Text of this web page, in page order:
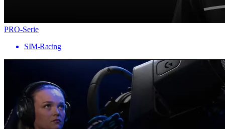
PRO-Serie
SIM-Racing